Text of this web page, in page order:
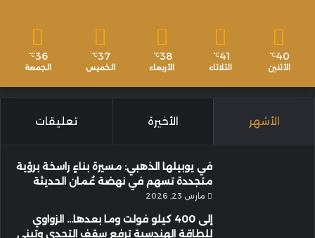
40
℃
الأثنين
41
℃
الثلاثاء
38
℃
الأربعاء
37
℃
الخميس
36
℃
الجمعة
الأشهر الأخيرة تعليقات
في يوبيلها الذهبي: مسيرة بناءٍ راسخة برؤية
متجددة تسهم في نهضة عُمان الحديثة
مارس 23, 2026
إلى 400 كيلو فولت وما بعدها… الزواوي
للطاقة الهندسية ترفع سقف التحدي وتبني